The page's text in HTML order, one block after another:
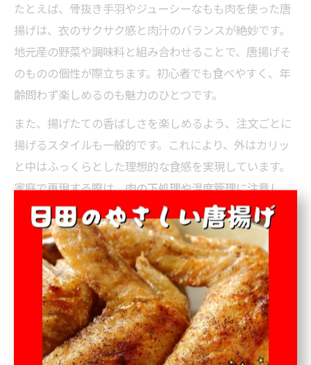
たとえば、骨抜き手羽やジューシーなもも肉を使った唐
揚げは、衣のサクサク感と肉汁のバランスが絶妙です。
地元産の野菜や調味料と組み合わせることで、唐揚げそ
のものの個性が際立ちます。初心者でも食べやすく、年
齢問わず楽しめるのも魅力のひとつです。
また、揚げたての香ばしさを楽しめるよう、注文ごとに
揚げるスタイルも一般的です。これにより、外はカリッ
と中はふっくらとした理想的な食感を実現しています。
家庭で再現する際は、肉の下処理や温度管理に注意し、
地元の味を目指してみるのもおすすめです。
郷土料理と調和する唐揚げの味わい方を解説
日田市や臼杵市では、唐揚げ単体で味わうだけでなく、
郷土料理と組み合わせて楽しむ食文化が根付いていま
す。たとえば、さっぱりとした漬物や、地元野菜を使っ
た小鉢と一緒に食卓に並ぶことが多く、味のバリエーシ